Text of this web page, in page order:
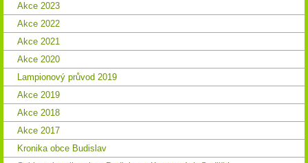
Akce 2023
Akce 2022
Akce 2021
Akce 2020
Lampionový průvod 2019
Akce 2019
Akce 2018
Akce 2017
Kronika obce Budislav